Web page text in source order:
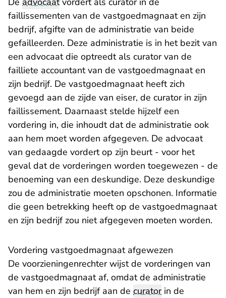
faillissementen van de vastgoedmagnaat en zijn
bedrijf, afgifte van de administratie van beide
gefailleerden. Deze administratie is in het bezit van
een advocaat die optreedt als curator van de
failliete accountant van de vastgoedmagnaat en
zijn bedrijf. De vastgoedmagnaat heeft zich
gevoegd aan de zijde van eiser, de curator in zijn
faillissement. Daarnaast stelde hijzelf een
vordering in, die inhoudt dat de administratie ook
aan hem moet worden afgegeven. De advocaat
van gedaagde vordert op zijn beurt - voor het
geval dat de vorderingen worden toegewezen - de
benoeming van een deskundige. Deze deskundige
zou de administratie moeten opschonen. Informatie
die geen betrekking heeft op de vastgoedmagnaat
en zijn bedrijf zou niet afgegeven moeten worden.
Vordering vastgoedmagnaat afgewezen
De voorzieningenrechter wijst de vorderingen van
de vastgoedmagnaat af, omdat de administratie
van hem en zijn bedrijf aan de curatorin de